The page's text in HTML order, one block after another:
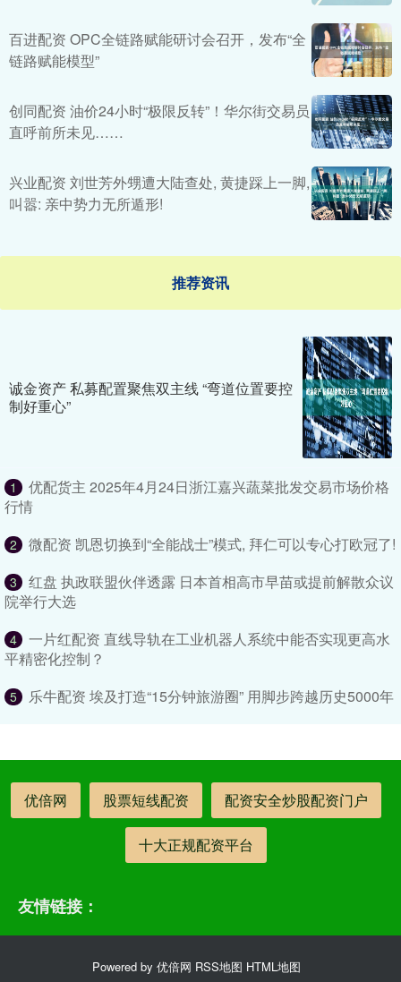
百进配资 OPC全链路赋能研讨会召开，发布“全
链路赋能模型”
创同配资 油价24小时“极限反转”！华尔街交易员
直呼前所未见……
兴业配资 刘世芳外甥遭大陆查处, 黄捷踩上一脚,
叫嚣: 亲中势力无所遁形!
推荐资讯
诚金资产 私募配置聚焦双主线 “弯道位置要控
制好重心”
1
优配货主 2025年4月24日浙江嘉兴蔬菜批发交易市场价格
行情
2 微配资 凯恩切换到“全能战士”模式, 拜仁可以专心打欧冠了!
3
红盘 执政联盟伙伴透露 日本首相高市早苗或提前解散众议
院举行大选
4
一片红配资 直线导轨在工业机器人系统中能否实现更高水
平精密化控制？
5 乐牛配资 埃及打造“15分钟旅游圈” 用脚步跨越历史5000年
优倍网 股票短线配资 配资安全炒股配资门户
十大正规配资平台
友情链接：
Powered by 优倍网 RSS地图 HTML地图